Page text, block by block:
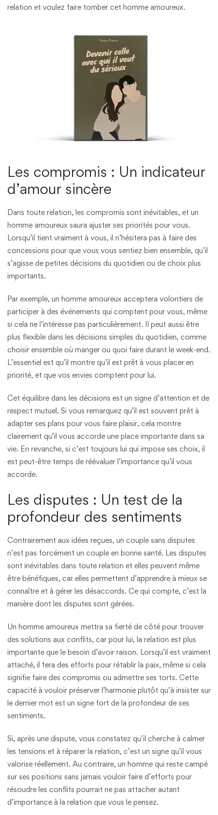
relation et voulez faire tomber cet homme amoureux.
Les compromis : Un indicateur
d’amour sincère
Dans toute relation, les compromis sont inévitables, et un
homme amoureux saura ajuster ses priorités pour vous.
Lorsqu’il tient vraiment à vous, il n’hésitera pas à faire des
concessions pour que vous vous sentiez bien ensemble, qu’il
s’agisse de petites décisions du quotidien ou de choix plus
importants.
Par exemple, un homme amoureux acceptera volontiers de
participer à des événements qui comptent pour vous, même
si cela ne l’intéresse pas particulièrement. Il peut aussi être
plus flexible dans les décisions simples du quotidien, comme
choisir ensemble où manger ou quoi faire durant le week-end.
L’essentiel est qu’il montre qu’il est prêt à vous placer en
priorité, et que vos envies comptent pour lui.
Cet équilibre dans les décisions est un signe d’attention et de
respect mutuel. Si vous remarquez qu’il est souvent prêt à
adapter ses plans pour vous faire plaisir, cela montre
clairement qu’il vous accorde une place importante dans sa
vie. En revanche, si c’est toujours lui qui impose ses choix, il
est peut-être temps de réévaluer l’importance qu’il vous
accorde.
Les disputes : Un test de la
profondeur des sentiments
Contrairement aux idées reçues, un couple sans disputes
n’est pas forcément un couple en bonne santé. Les disputes
sont inévitables dans toute relation et elles peuvent même
être bénéfiques, car elles permettent d’apprendre à mieux se
connaître et à gérer les désaccords. Ce qui compte, c’est la
manière dont les disputes sont gérées.
Un homme amoureux mettra sa fierté de côté pour trouver
des solutions aux conflits, car pour lui, la relation est plus
importante que le besoin d’avoir raison. Lorsqu’il est vraiment
attaché, il fera des efforts pour rétablir la paix, même si cela
signifie faire des compromis ou admettre ses torts. Cette
capacité à vouloir préserver l’harmonie plutôt qu’à insister sur
le dernier mot est un signe fort de la profondeur de ses
sentiments.
Si, après une dispute, vous constatez qu’il cherche à calmer
les tensions et à réparer la relation, c’est un signe qu’il vous
valorise réellement. Au contraire, un homme qui reste campé
sur ses positions sans jamais vouloir faire d’efforts pour
résoudre les conflits pourrait ne pas attacher autant
d’importance à la relation que vous le pensez.